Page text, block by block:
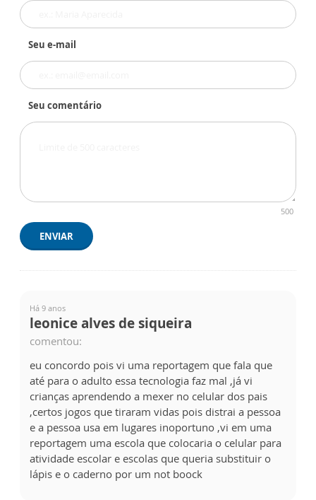
Seu e-mail
Seu comentário
500
ENVIAR
Há 9 anos
leonice alves de siqueira
comentou:
eu concordo pois vi uma reportagem que fala que
até para o adulto essa tecnologia faz mal ,já vi
crianças aprendendo a mexer no celular dos pais
,certos jogos que tiraram vidas pois distrai a pessoa
e a pessoa usa em lugares inoportuno ,vi em uma
reportagem uma escola que colocaria o celular para
atividade escolar e escolas que queria substituir o
lápis e o caderno por um not boock